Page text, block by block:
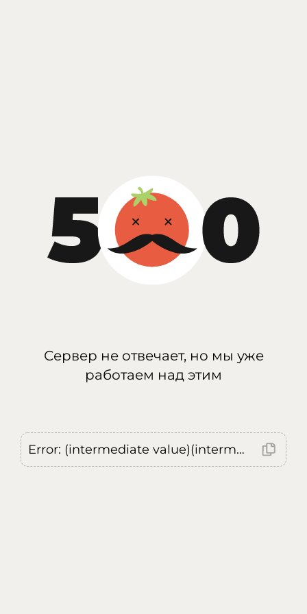
Сервер не отвечает, но мы уже
работаем над этим
Error: (intermediate value)(intermediate value)(intermediate value).replaceAll is not a function